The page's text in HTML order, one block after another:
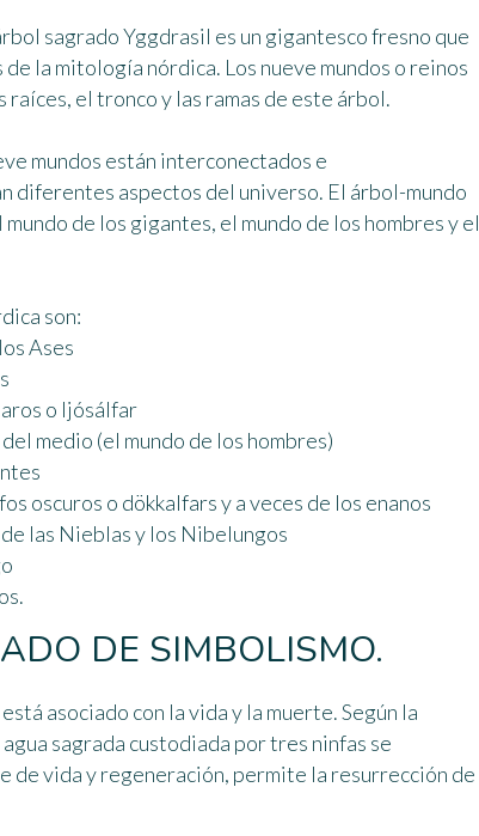
sagrado Yggdrasil es un gigantesco fresno que
la mitología nórdica. Los nueve mundos o reinos
el tronco y las ramas de este árbol.
mundos están interconectados e
diferentes aspectos del universo. El árbol-mundo
de los gigantes, el mundo de los hombres y el
son:
Ases
o ljósálfar
medio (el mundo de los hombres)
oscuros o dökkalfars y a veces de los enanos
las Nieblas y los Nibelungos
DE SIMBOLISMO.
asociado con la vida y la muerte. Según la
sagrada custodiada por tres ninfas se
de vida y regeneración, permite la resurrección de